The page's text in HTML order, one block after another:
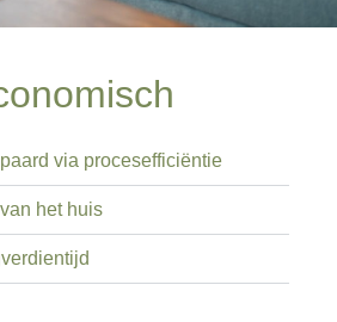
via procesefficiëntie
het huis